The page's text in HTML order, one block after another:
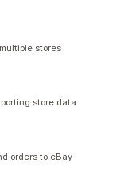
stores
store data
orders to eBay